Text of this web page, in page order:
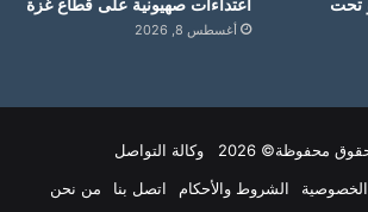
تحت
اعتداءات صهيونية على قطاع غزة
أغسطس 8, 2026
2026 وكالة التواصل
الشروط والأحكام اتصل بنا من نحن